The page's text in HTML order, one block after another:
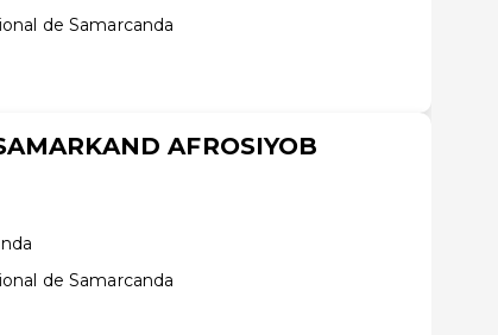
de Samarcanda
AFROSIYOB
de Samarcanda